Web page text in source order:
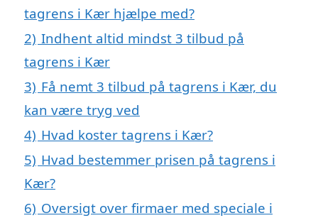
tagrens i Kær hjælpe med?
2) Indhent altid mindst 3 tilbud på
tagrens i Kær
3) Få nemt 3 tilbud på tagrens i Kær, du
kan være tryg ved
4) Hvad koster tagrens i Kær?
5) Hvad bestemmer prisen på tagrens i
Kær?
6) Oversigt over firmaer med speciale i